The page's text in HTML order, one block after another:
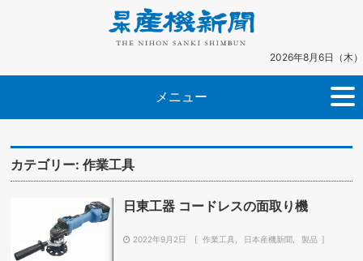
2026年8月6日（木）
メニュー
カテゴリー:作業工具
日東工器 コードレスの面取り機
2022年9月2日 作業工具 日本産機新聞 製品